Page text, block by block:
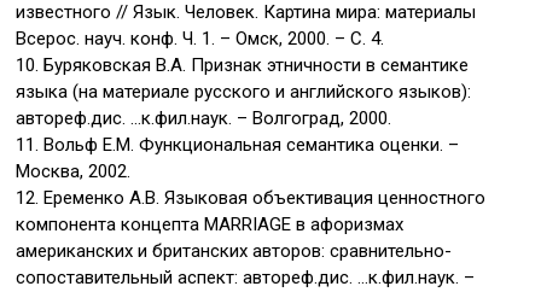
известного // Язык. Человек. Картина мира: материалы
Всерос. науч. конф. Ч. 1. – Омск, 2000. – С. 4.
10. Буряковская В.А. Признак этничности в семантике
языка (на материале русского и английского языков):
автореф.дис. …к.фил.наук. – Волгоград, 2000.
11. Вольф Е.М. Функциональная семантика оценки. –
Москва, 2002.
12. Еременко А.В. Языковая объективация ценностного
компонента концепта MARRIAGE в афоризмах
американских и британских авторов: сравнительно-
сопоставительный аспект: автореф.дис. …к.фил.наук. –